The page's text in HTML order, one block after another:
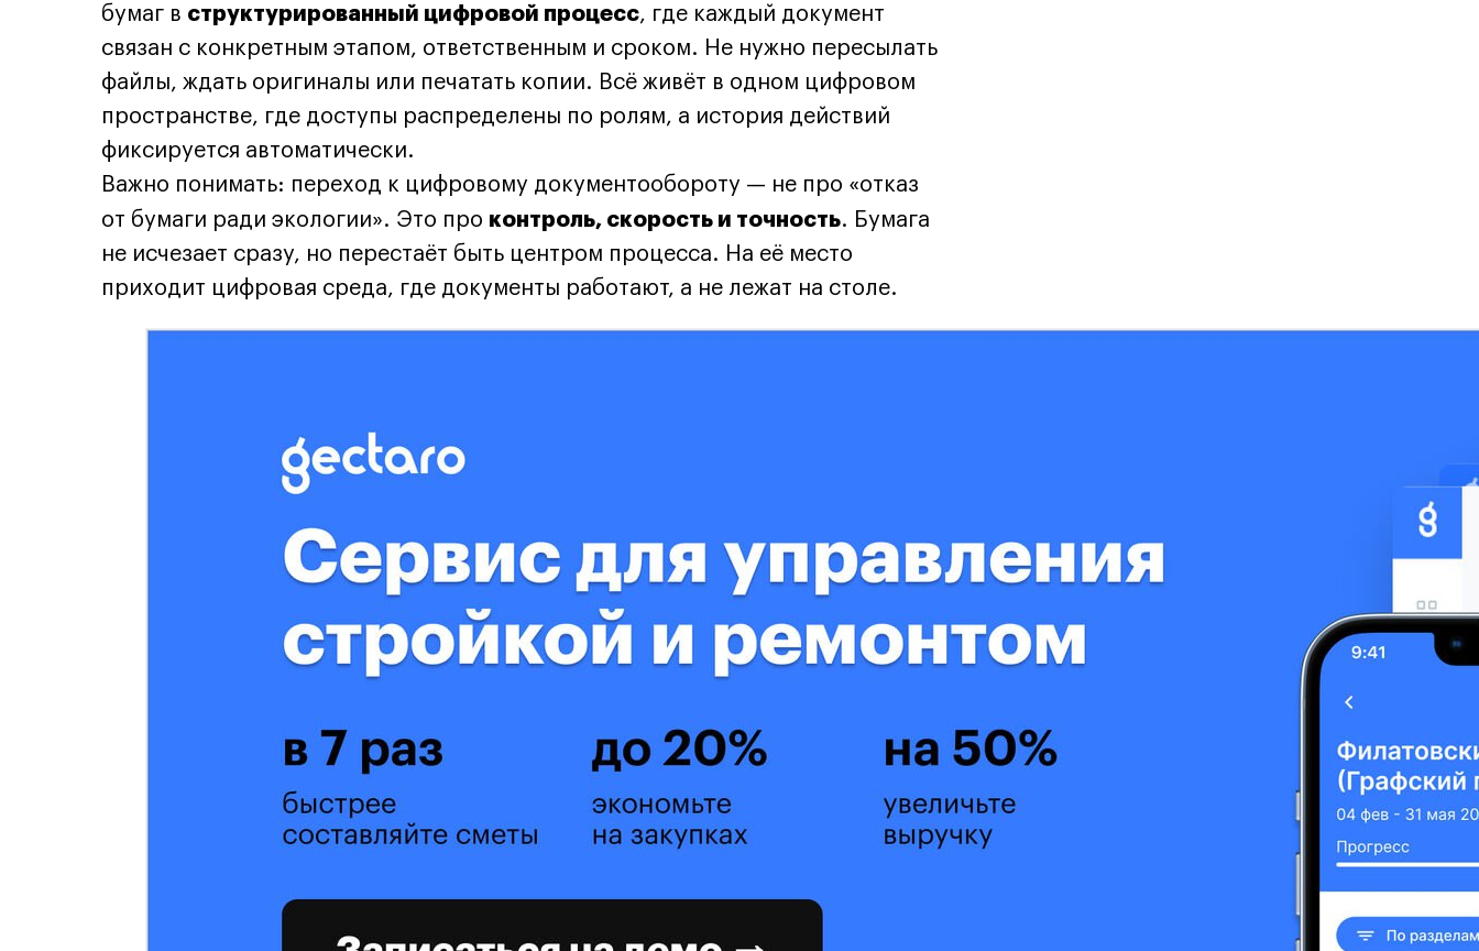
бумаг в структурированный цифровой процесс, где каждый документ
связан с конкретным этапом, ответственным и сроком. Не нужно пересылать
файлы, ждать оригиналы или печатать копии. Всё живёт в одном цифровом
пространстве, где доступы распределены по ролям, а история действий
фиксируется автоматически.
Важно понимать: переход к цифровому документообороту — не про «отказ
от бумаги ради экологии». Это про контроль, скорость и точность. Бумага
не исчезает сразу, но перестаёт быть центром процесса. На её место
приходит цифровая среда, где документы работают, а не лежат на столе.